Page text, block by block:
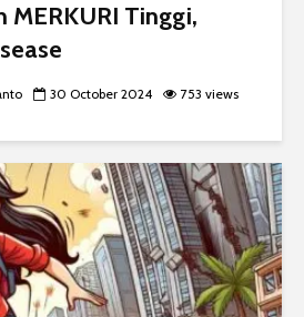
MERKURI Tinggi,
30 October 2024 753 views